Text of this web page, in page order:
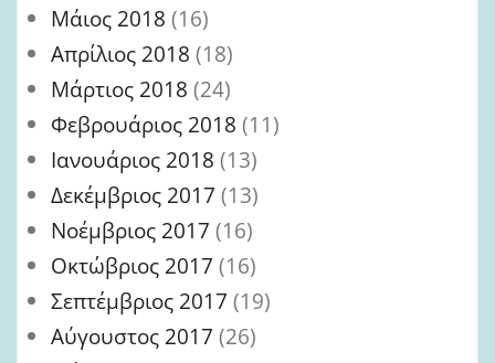
Μάιος 2018 (16)
Απρίλιος 2018 (18)
Μάρτιος 2018 (24)
Φεβρουάριος 2018 (11)
Ιανουάριος 2018 (13)
Δεκέμβριος 2017 (13)
Νοέμβριος 2017 (16)
Οκτώβριος 2017 (16)
Σεπτέμβριος 2017 (19)
Αύγουστος 2017 (26)